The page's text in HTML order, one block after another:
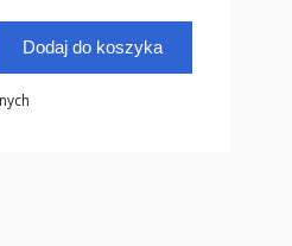
Dodaj do koszyka